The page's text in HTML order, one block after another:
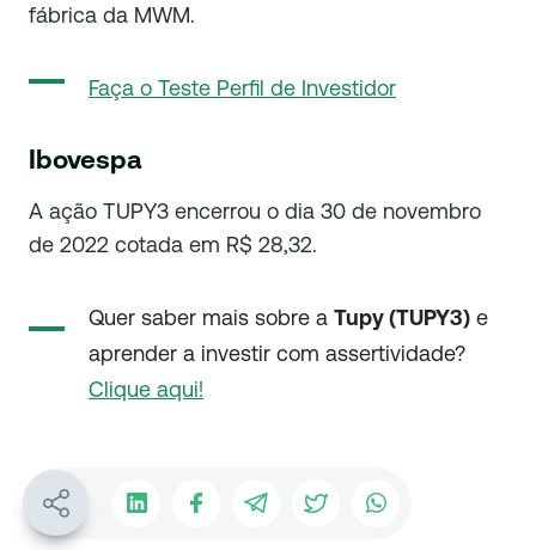
fábrica da MWM.
Faça o Teste Perfil de Investidor
Ibovespa
A ação TUPY3 encerrou o dia 30 de novembro
de 2022 cotada em R$ 28,32.
Quer saber mais sobre a Tupy (TUPY3) e
aprender a investir com assertividade?
Clique aqui!